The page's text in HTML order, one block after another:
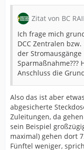
Zitat von BC
Ich frage mich
DCC Zentralen
der
Sparmaßnahme???
Anschluss die
Also das ist aber
abgesicherte
Zuleitungen, da
sein Beispiel
maximal) gehen dort
Fünftel weniger,